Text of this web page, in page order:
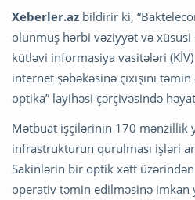
Xeberler.az bildirir ki,
olunmuş hərbi vəziyyət və
kütləvi informasiya vasitələri
internet şəbəkəsinə çıxışını
optika” layihəsi çərçivəsində
Mətbuat işçilərinin 170 mənzillik
infrastrukturun qurulması işləri
Sakinlərin bir optik xətt
operativ təmin edilməsinə imkan